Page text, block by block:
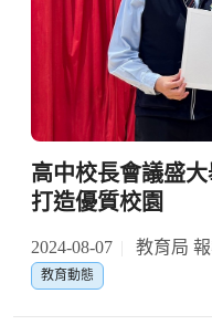
高中校長會議盛
打造優質校園
2024-08-07 教育局
教育動態